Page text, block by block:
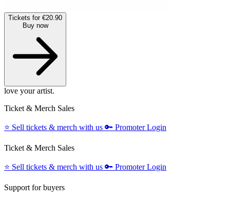
Tickets for €20.90
Buy now
love your artist.
Ticket & Merch Sales
⭐️ Sell tickets & merch with us 🔑 Promoter Login
Ticket & Merch Sales
⭐️ Sell tickets & merch with us 🔑 Promoter Login
Support for buyers